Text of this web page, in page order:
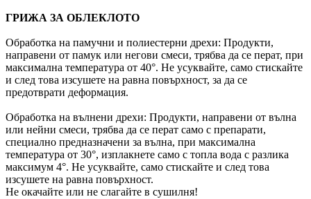
ГРИЖА ЗА ОБЛЕКЛОТО
Обработка на памучни и полиестерни дрехи: Продукти,
направени от памук или негови смеси, трябва да се перат, при
максимална температура от 40°. Не усуквайте, само стискайте
и след това изсушете на равна повърхност, за да се
предотврати деформация.
Обработка на вълнени дрехи: Продукти, направени от вълна
или нейни смеси, трябва да се перат само с препарати,
специално предназначени за вълна, при максимална
температура от 30°, изплакнете само с топла вода с разлика
максимум 4°. Не усуквайте, само стискайте и след това
изсушете на равна повърхност.
Не окачайте или не слагайте в сушилня!